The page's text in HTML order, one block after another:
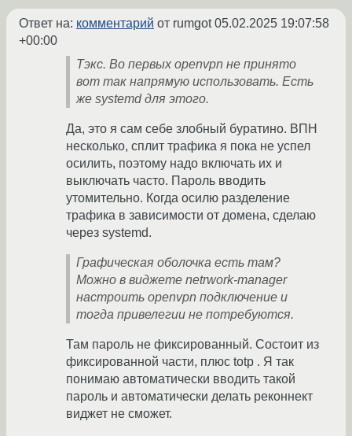
Ответ на: комментарий от rumgot05.02.2025 19:07:58
+00:00
Тэкс. Во первых openvpn не принято
вот так напрямую использовать. Есть
же systemd для этого.
Да, это я сам себе злобный буратино. ВПН
несколько, сплит трафика я пока не успел
осилить, поэтому надо включать их и
выключать часто. Пароль вводить
утомительно. Когда осилю разделение
трафика в зависимости от домена, сделаю
через systemd.
Графическая оболочка есть там?
Можно в виджете netrwork-manager
настроить openvpn подключение и
тогда привелегии не потребуются.
Там пароль не фиксированный. Состоит из
фиксированной части, плюс totp . Я так
понимаю автоматически вводить такой
пароль и автоматически делать реконнект
виджет не сможет.